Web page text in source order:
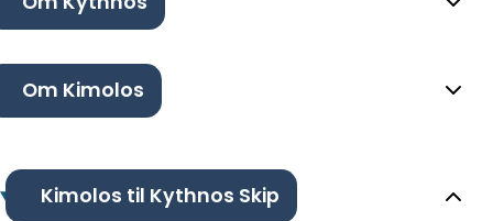
Om Kimolos
Kimolos til Kythnos Skip